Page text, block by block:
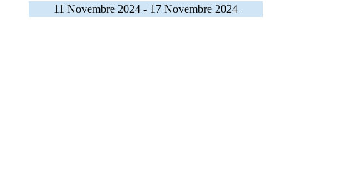
11 Novembre 2024 - 17 Novembre 2024